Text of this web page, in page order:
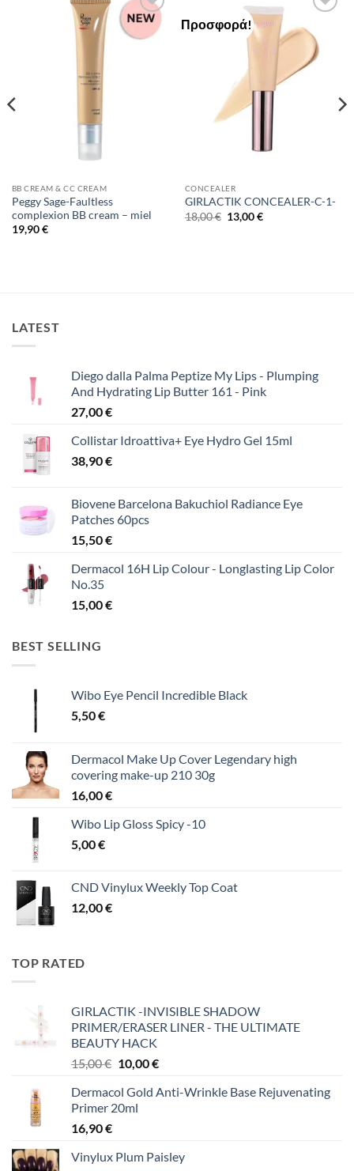
Add to
Wishlist
BB CREAM & CC CREAM
Peggy Sage-Faultless
complexion BB cream – miel
19,90€
Προσφορά!
Wishlist
CONCEALER
GIRLACTIK CONCEALER-C-1-
18,00€ Original
price
13,00€Η
LATEST
Diego dalla Palma Peptize My Lips - Plumping
And Hydrating Lip Butter 161 - Pink
27,00€
Collistar Idroattiva+ Eye Hydro Gel 15ml
38,90€
Biovene Barcelona Bakuchiol Radiance Eye
Patches 60pcs
15,50€
Dermacol 16H Lip Colour - Longlasting Lip Color
No.35
15,00€
BEST SELLING
Wibo Eye Pencil Incredible Black
5,50€
Dermacol Make Up Cover Legendary high
covering make-up 210 30g
16,00€
Wibo Lip Gloss Spicy -10
5,00€
CND Vinylux Weekly Top Coat
12,00€
TOP RATED
GIRLACTIK -INVISIBLE SHADOW
PRIMER/ERASER LINER - THE ULTIMATE
BEAUTY HACK
15,00€ Original
was:
15,00 €.
10,00€Η
τιμή
Dermacol Gold Anti-Wrinkle Base Rejuvenating
Primer 20ml
16,90€
Vinylux Plum Paisley